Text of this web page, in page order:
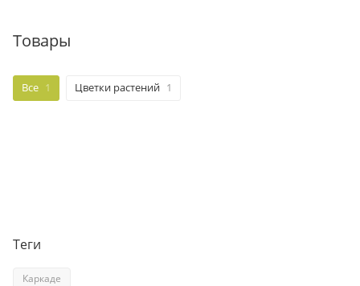
Товары
Все 1 Цветки растений 1
Теги
Каркаде